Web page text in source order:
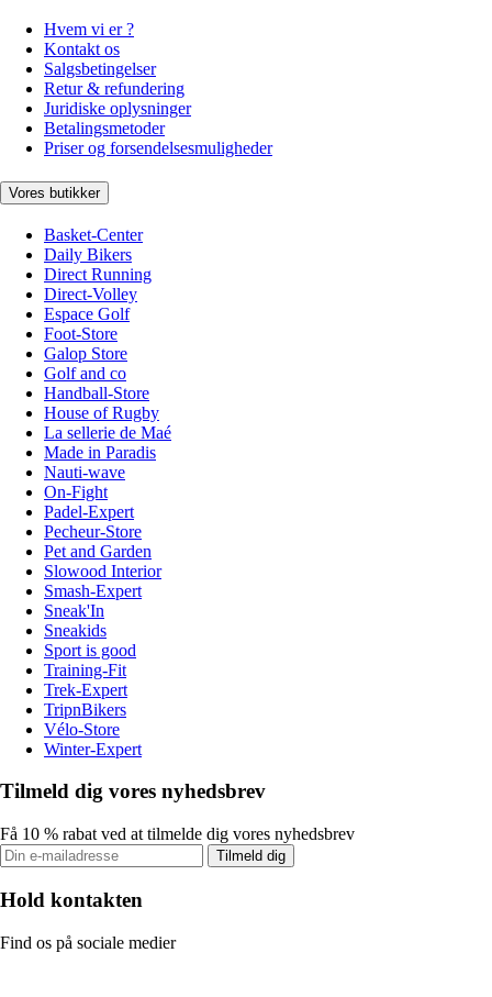
Hvem vi er ?
Kontakt os
Salgsbetingelser
Retur & refundering
Juridiske oplysninger
Betalingsmetoder
Priser og forsendelsesmuligheder
Vores butikker
Basket-Center
Daily Bikers
Direct Running
Direct-Volley
Espace Golf
Foot-Store
Galop Store
Golf and co
Handball-Store
House of Rugby
La sellerie de Maé
Made in Paradis
Nauti-wave
On-Fight
Padel-Expert
Pecheur-Store
Pet and Garden
Slowood Interior
Smash-Expert
Sneak'In
Sneakids
Sport is good
Training-Fit
Trek-Expert
TripnBikers
Vélo-Store
Winter-Expert
Tilmeld dig vores nyhedsbrev
Få 10 % rabat ved at tilmelde dig vores nyhedsbrev
Tilmeld dig
Hold kontakten
Find os på sociale medier